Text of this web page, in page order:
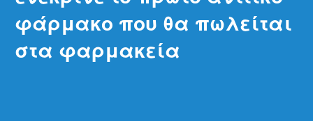
φάρμακο που θα πωλείται
στα φαρμακεία